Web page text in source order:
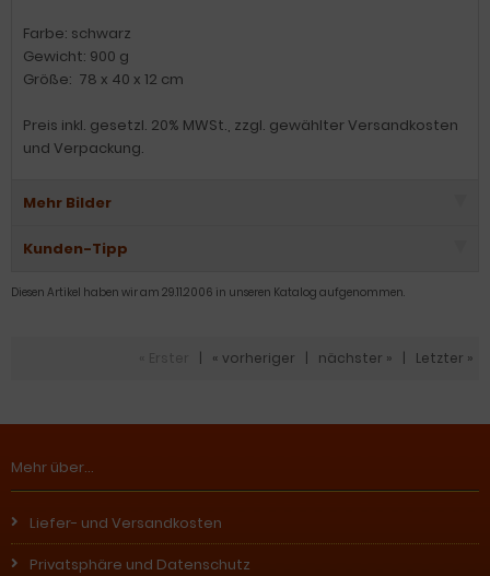
Farbe: schwarz
Gewicht: 900 g
Größe: 78 x 40 x 12 cm
Preis inkl. gesetzl. 20% MWSt., zzgl. gewählter Versandkosten
und Verpackung.
Mehr Bilder
Kunden-Tipp
Diesen Artikel haben wir am 29.11.2006 in unseren Katalog aufgenommen.
« vorheriger nächster » Letzter »
Mehr über...
Liefer- und Versandkosten
Privatsphäre und Datenschutz